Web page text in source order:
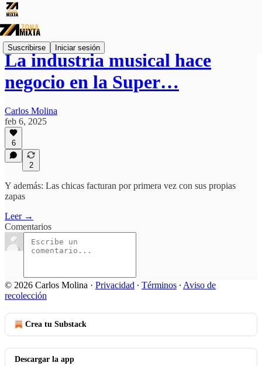
Suscribirse Iniciar sesión
La industria musical hace
negocio en la Super…
Carlos Molina
feb 6, 2025
6
2
Y además: Las chicas facturan por primera vez con sus propias
zapas
Leer →
Comentarios
© 2026 Carlos Molina · Privacidad ∙ Términos ∙ Aviso de
recolección
Crea tu Substack
Descargar la app